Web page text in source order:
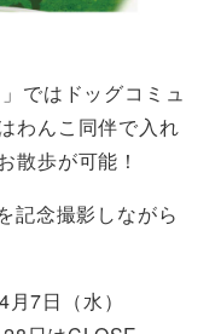
ではドッグコミュ
わんこ同伴で入れ
散歩が可能！
記念撮影しながら
7日（水）